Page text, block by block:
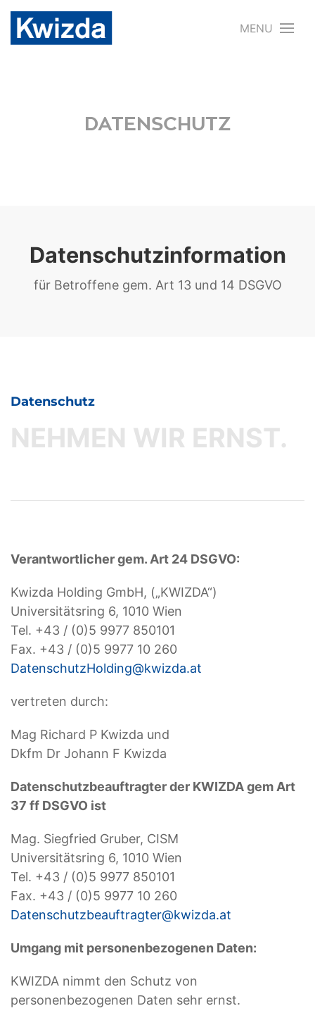
MENU
DATENSCHUTZ
Datenschutzinformation
für Betroffene gem. Art 13 und 14 DSGVO
Datenschutz
NEHMEN WIR ERNST.
Verantwortlicher gem. Art 24 DSGVO:
Kwizda Holding GmbH, („KWIZDA“)
Universitätsring 6, 1010 Wien
Tel. +43 / (0)5 9977 850101
Fax. +43 / (0)5 9977 10 260
DatenschutzHolding@kwizda.at
vertreten durch:
Mag Richard P Kwizda und
Dkfm Dr Johann F Kwizda
Datenschutzbeauftragter der KWIZDA gem Art
37 ff DSGVO ist
Mag. Siegfried Gruber, CISM
Universitätsring 6, 1010 Wien
Tel. +43 / (0)5 9977 850101
Fax. +43 / (0)5 9977 10 260
Datenschutzbeauftragter@kwizda.at
Umgang mit personenbezogenen Daten:
KWIZDA nimmt den Schutz von
personenbezogenen Daten sehr ernst.